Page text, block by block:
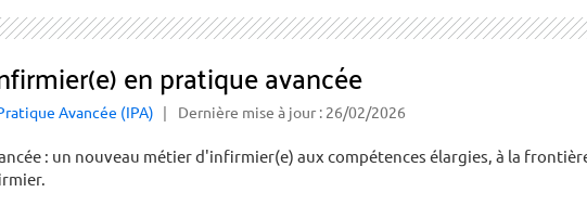
en pratique avancée
Avancée (IPA) Dernière mise à jour : 26/02/2026
: un nouveau métier d'infirmier(e) aux compétences élargies, à la